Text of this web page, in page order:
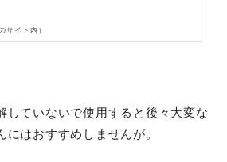
美容師のみの美容室】代表 渡辺真一 地毛
イト内）
していないで使用すると後々大変な
はおすすめしませんが。